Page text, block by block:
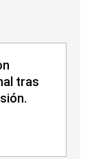
tras